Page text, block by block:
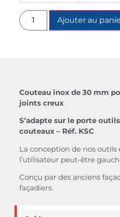
Ajouter au
Couteau inox de 30 mm
joints creux
S’adapte sur le porte
couteaux – Réf. KSC
La conception de nos outils
l’utilisateur peut-être
Conçu par des anciens
façadiers.